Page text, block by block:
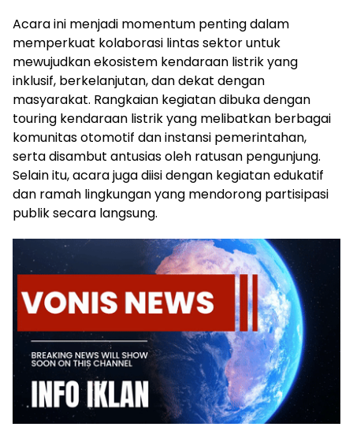
Acara ini menjadi momentum penting dalam
memperkuat kolaborasi lintas sektor untuk
mewujudkan ekosistem kendaraan listrik yang
inklusif, berkelanjutan, dan dekat dengan
masyarakat. Rangkaian kegiatan dibuka dengan
touring kendaraan listrik yang melibatkan berbagai
komunitas otomotif dan instansi pemerintahan,
serta disambut antusias oleh ratusan pengunjung.
Selain itu, acara juga diisi dengan kegiatan edukatif
dan ramah lingkungan yang mendorong partisipasi
publik secara langsung.